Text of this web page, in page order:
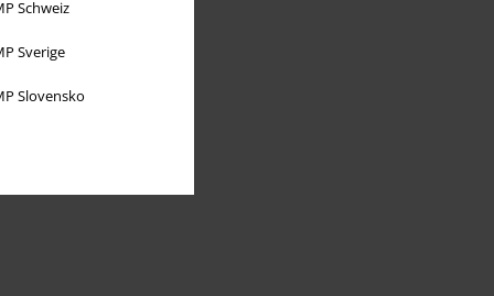
Schweiz
Sverige
Slovensko